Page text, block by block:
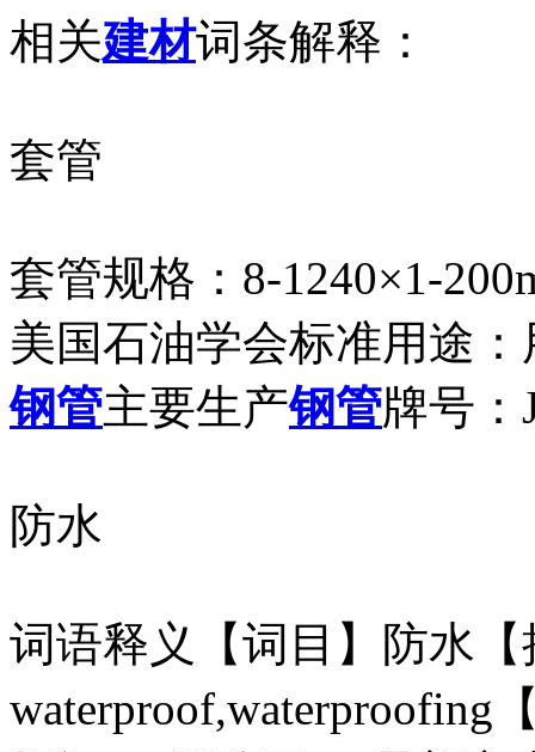
相关建材词条解释：
套管
套管规格：8-1240×1-
美国石油学会标准用途
钢管主要生产钢管牌号：
防水
词语释义【词目】防水
waterproof,waterproofing